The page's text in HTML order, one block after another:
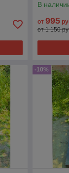
В
от 995
от 1 150
-10%